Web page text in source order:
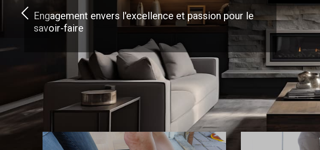
Engagement envers l'excellence et passion pour le
savoir-faire